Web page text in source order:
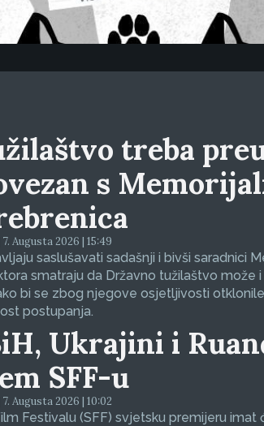
treba
s
Augusta 2026 | 15:49
saslušavati sadašnji i bivši saradnici
smatraju da Državno tužilaštvo može
bi se zbog njegove osjetljivosti
postupanja.
Ukrajini i
SFF-u
Augusta 2026 | 10:02
Festivalu (SFF) svjetsku premijeru imat